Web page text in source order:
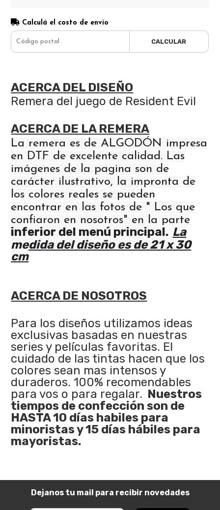
Calculá el costo de envío
CALCULAR
ACERCA DEL DISEÑO
Remera del juego de Resident Evil
ACERCA DE LA REMERA
La remera es de ALGODÓN impresa
en DTF de excelente calidad. Las
imágenes de la pagina son de
carácter ilustrativo, la impronta de
los colores reales se pueden
encontrar en las fotos de " Los que
confiaron en nosotros" en la parte
inferior del menú principal. La
medida del diseño es de 21 x 30
cm
ACERCA DE NOSOTROS
Para los diseños utilizamos ideas
exclusivas basadas en nuestras
series y películas favoritas. El
cuidado de las tintas hacen que los
colores sean mas intensos y
duraderos. 100% recomendables
para vos o para regalar. Nuestros
tiempos de confección son de
HASTA 10 días habiles para
minoristas y 15 días hábiles para
mayoristas.
Dejanos tu mail para recibir novedades